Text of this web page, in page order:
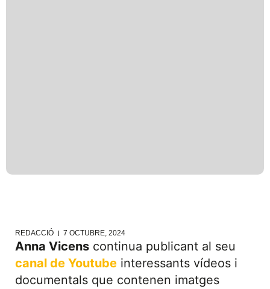
REDACCIÓ 7 OCTUBRE, 2024
Anna Vicens continua publicant al seu
canal de Youtube interessants vídeos i
documentals que contenen imatges